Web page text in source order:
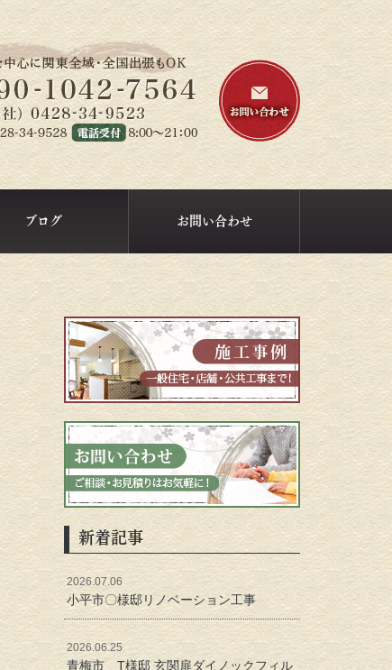
ブログ お問い合わせ
新着記事
2026.07.06
小平市〇様邸リノベーション工事
2026.06.25
青梅市 T様邸 玄関扉ダイノックフィル